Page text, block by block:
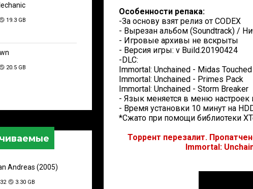
19.3 GB
20.5 GB
Andreas (2005)
3.30 GB
Особенности репака:
-За основу взят релиз от CODEX
- Вырезан альбом (Soundtrack) /
- Игровые архивы не вскрыты
- Версия игры: v Build.20190424
-DLC:
Immortal: Unchained - Midas Touched
Immortal: Unchained - Primes Pack
Immortal: Unchained - Storm Breaker
- Язык меняется в меню настроек
- Время установки 10 минут на
*Сжато при помощи библиотеки
Торрент перезалит.
Immortal: